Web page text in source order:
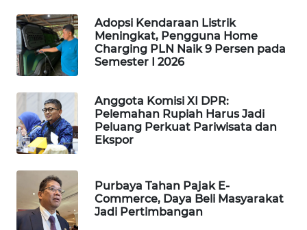
Adopsi Kendaraan Listrik
Meningkat, Pengguna Home
Charging PLN Naik 9 Persen pada
Semester I 2026
Anggota Komisi XI DPR:
Pelemahan Rupiah Harus Jadi
Peluang Perkuat Pariwisata dan
Ekspor
Purbaya Tahan Pajak E-
Commerce, Daya Beli Masyarakat
Jadi Pertimbangan
KOPEKLIN
PORTAL
KONSUMEN
FORWAMKI
ALPERKLINAS
FORJASIDA
TAMBANG